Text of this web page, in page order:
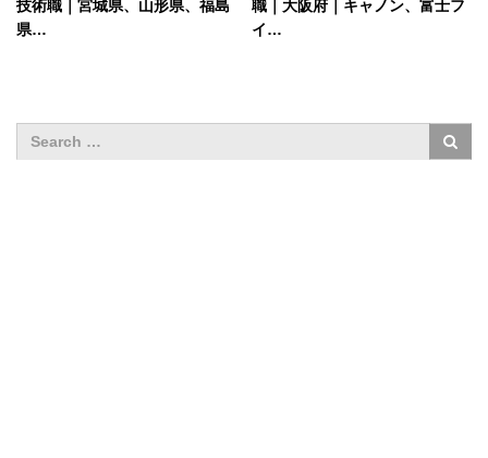
技術職｜宮城県、山形県、福島
県…
職｜大阪府｜キャノン、富士フ
イ…